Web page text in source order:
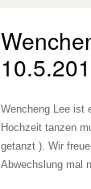
Wencheng Lee ist
Hochzeit tanzen
getanzt ). Wir
Abwechslung mal